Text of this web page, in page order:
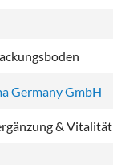
Germany GmbH
& Vitalität